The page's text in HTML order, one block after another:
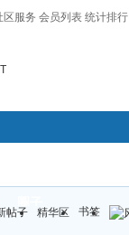
区服务 会员列表 统计排行
帖子 精华区
书签